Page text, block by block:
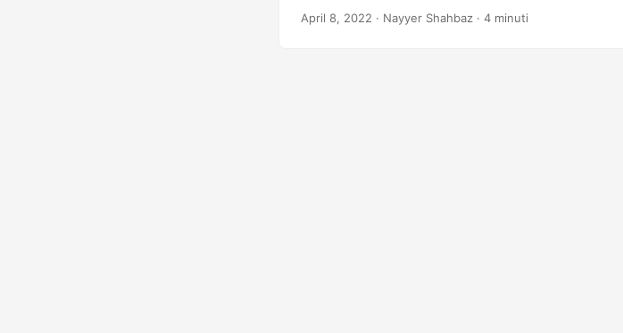
April 8, 2022 · Nayyer Shahbaz · 4 minuti